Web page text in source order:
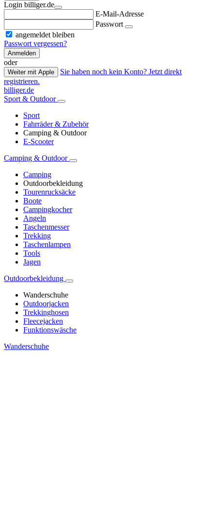
Login billiger.de
E-Mail-Adresse
Passwort
angemeldet bleiben
Passwort vergessen?
Anmelden
oder
Weiter mit Apple
Sie haben noch kein Konto? Jetzt direkt
registrieren.
billiger.de
Sport & Outdoor
Sport
Fahrräder & Zubehör
Camping & Outdoor
E-Scooter
Camping & Outdoor
Camping
Outdoorbekleidung
Tourenrucksäcke
Boote
Campingkocher
Angeln
Taschenmesser
Trekking
Taschenlampen
Tools
Jagen
Outdoorbekleidung
Wanderschuhe
Outdoorjacken
Trekkinghosen
Fleecejacken
Funktionswäsche
Wanderschuhe